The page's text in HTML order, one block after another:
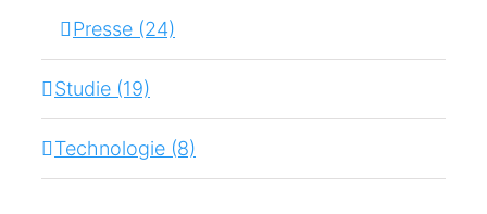
Presse (24)
Studie (19)
Technologie (8)